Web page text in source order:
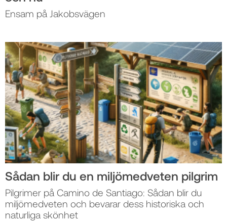
Ensam på Jakobsvägen
Sådan blir du en miljömedveten pilgrim
Pilgrimer på Camino de Santiago: Sådan blir du
miljömedveten och bevarar dess historiska och
naturliga skönhet